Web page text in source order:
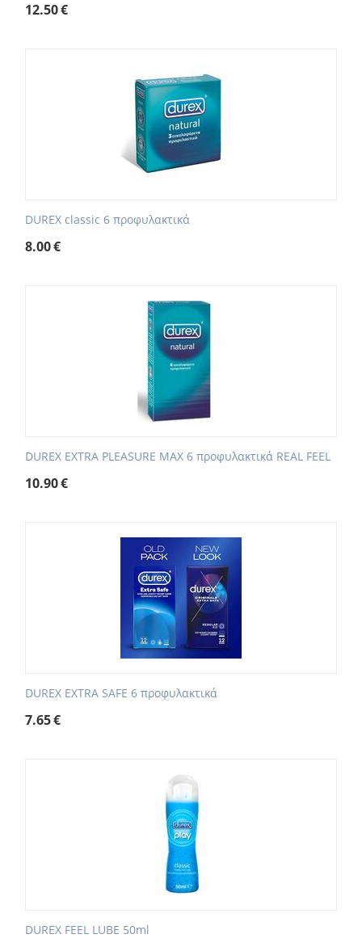
12.50€
DUREX classic 6 προφυλακτικά
8.00€
DUREX EXTRA PLEASURE MAX 6 προφυλακτικά REAL FEEL
10.90€
DUREX EXTRA SAFE 6 προφυλακτικά
7.65€
DUREX FEEL LUBE 50ml